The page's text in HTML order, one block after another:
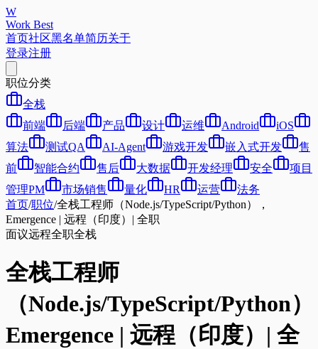
W
Work Best
首页社区黑名单简历关于
登录注册
职位分类
全栈
前端
后端 产品 设计 运维 Android
iOS
算法
测试QA AI-Agent 游戏开发 嵌入式开发
售
前
智能合约 售后 大数据 开发经理 安全
项目
管理PM
市场销售 量化 HR 运营
法务
首页/职位/全栈工程师（Node.js/TypeScript/Python），
Emergence | 远程（印度）| 全职
面议远程全职全栈
全栈工程师
（Node.js/TypeScript/Python
Emergence | 远程（印度）| 全